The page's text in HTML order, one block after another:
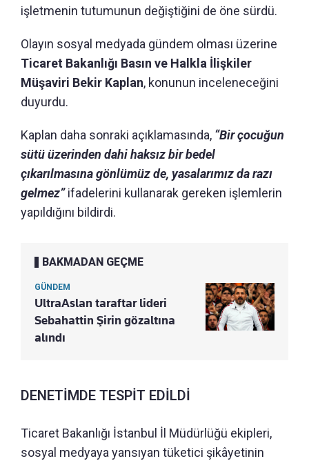
işletmenin tutumunun değiştiğini de öne sürdü.
Olayın sosyal medyada gündem olması üzerine
Ticaret Bakanlığı Basın ve Halkla İlişkiler
Müşaviri Bekir Kaplan, konunun inceleneceğini
duyurdu.
Kaplan daha sonraki açıklamasında, “Bir çocuğun
sütü üzerinden dahi haksız bir bedel
çıkarılmasına gönlümüz de, yasalarımız da razı
gelmez”ifadelerini kullanarak gereken işlemlerin
yapıldığını bildirdi.
BAKMADAN GEÇME
GÜNDEM
UltraAslan taraftar lideri
Sebahattin Şirin gözaltına
alındı
DENETİMDE TESPİT EDİLDİ
Ticaret Bakanlığı İstanbul İl Müdürlüğü ekipleri,
sosyal medyaya yansıyan tüketici şikâyetinin